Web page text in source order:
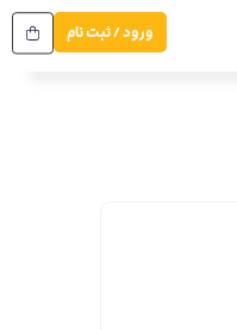
ورود / ثبت نام